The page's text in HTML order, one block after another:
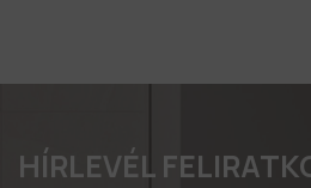
HÍRLEVÉL